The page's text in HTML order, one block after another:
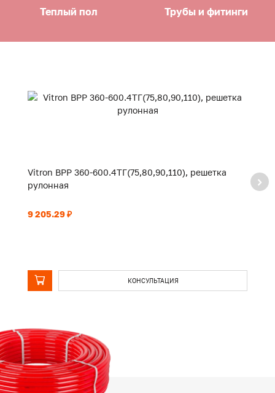
Теплый пол Трубы и фитинги
Vitron ВРР 360-600.4ТГ(75,80,90,110), решетка
рулонная
9 205.29 ₽
КОНСУЛЬТАЦИЯ